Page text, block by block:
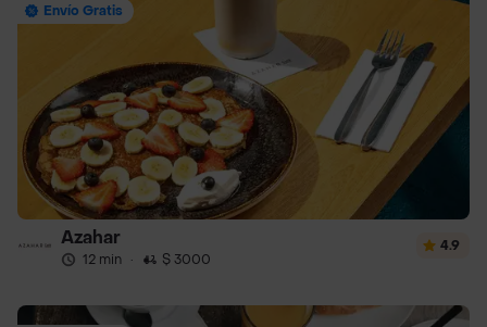
Envío Gratis
Azahar
12 min · $ 3000
4.9